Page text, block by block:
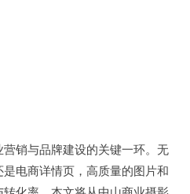
销与品牌建设的关键一环。无
电商详情页，高质量的图片和